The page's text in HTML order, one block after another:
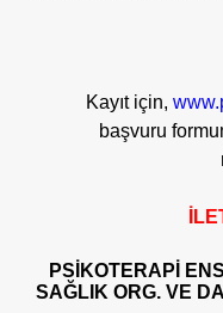
Kayıt için,
başvuru
PSİKOTERAPİ
SAĞLIK ORG. VE